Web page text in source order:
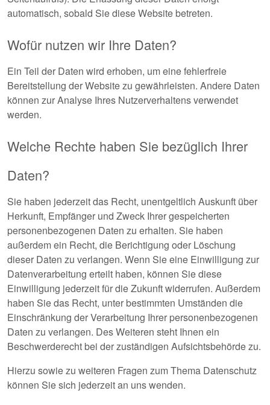
automatisch, sobald Sie diese Website betreten.
Wofür nutzen wir Ihre Daten?
Ein Teil der Daten wird erhoben, um eine fehlerfreie
Bereitstellung der Website zu gewährleisten. Andere Daten
können zur Analyse Ihres Nutzerverhaltens verwendet
werden.
Welche Rechte haben Sie bezüglich Ihrer
Daten?
Sie haben jederzeit das Recht, unentgeltlich Auskunft über
Herkunft, Empfänger und Zweck Ihrer gespeicherten
personenbezogenen Daten zu erhalten. Sie haben
außerdem ein Recht, die Berichtigung oder Löschung
dieser Daten zu verlangen. Wenn Sie eine Einwilligung zur
Datenverarbeitung erteilt haben, können Sie diese
Einwilligung jederzeit für die Zukunft widerrufen. Außerdem
haben Sie das Recht, unter bestimmten Umständen die
Einschränkung der Verarbeitung Ihrer personenbezogenen
Daten zu verlangen. Des Weiteren steht Ihnen ein
Beschwerderecht bei der zuständigen Aufsichtsbehörde zu.
Hierzu sowie zu weiteren Fragen zum Thema Datenschutz
können Sie sich jederzeit an uns wenden.